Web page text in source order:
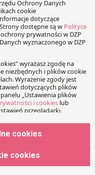
dokonanych w
prac połączonych
Komisji Polityki
zaplanowano na
X LinkedIn
Copy Link
cookies
cookies